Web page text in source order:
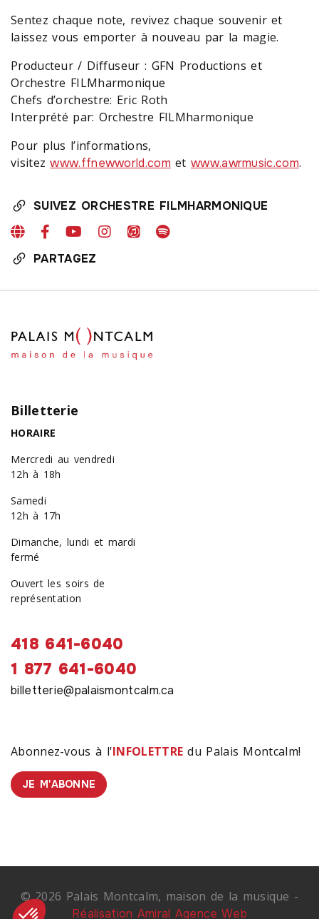
Sentez chaque note, revivez chaque souvenir et
laissez vous emporter à nouveau par la magie.
Producteur / Diffuseur : GFN Productions et
Orchestre FILMharmonique
Chefs d’orchestre: Eric Roth
Interprété par: Orchestre FILMharmonique
Pour plus l’informations,
visitezwww.ffnewworld.com etwww.awrmusic.com.
SUIVEZ ORCHESTRE FILMHARMONIQUE
PARTAGEZ
Abonnez-vous à l'INFOLETTRE du Palais Montcalm!
JE M'ABONNE
Billetterie
HORAIRE
Mercredi au vendredi
12h à 18h
Samedi
12h à 17h
Dimanche, lundi et mardi
fermé
Ouvert les soirs de
représentation
418 641-6040
1 877 641-6040
billetterie@palaismontcalm.ca
© 2026 Palais Montcalm, maison de la musique -
Réalisation Amiral Agence Web